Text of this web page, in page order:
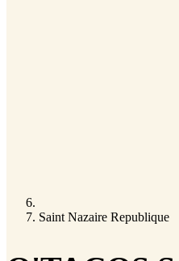
Saint Nazaire Republique